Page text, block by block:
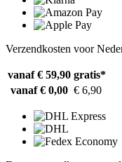
Verzendkosten voor
vanaf € 59,90 gratis*
vanaf € 0,00 € 6,90